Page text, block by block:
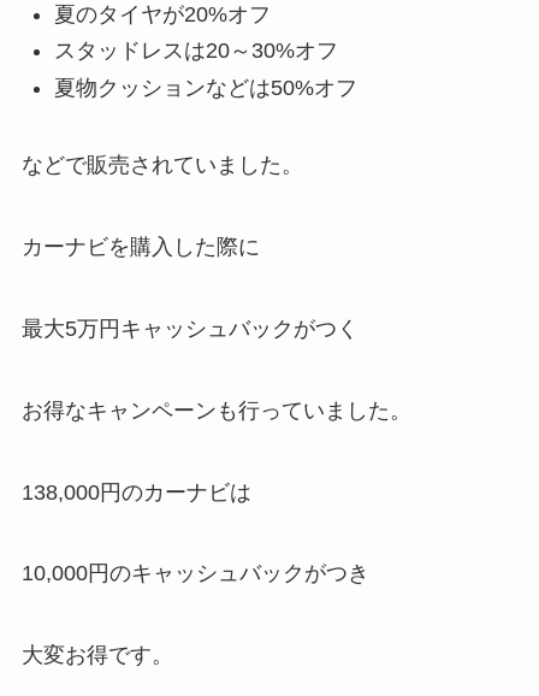
夏のタイヤが20%オフ
スタッドレスは20～30%オフ
夏物クッションなどは50%オフ
などで販売されていました。
カーナビを購入した際に
最大5万円キャッシュバック がつく
お得なキャンペーンも行っていました。
138,000円のカーナビは
10,000円のキャッシュバックがつき
大変お得です。